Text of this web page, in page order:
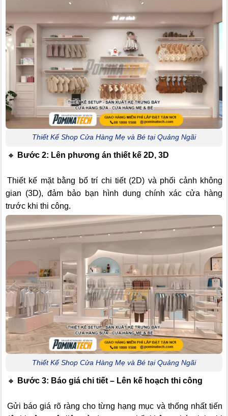
Thiết Kế Shop Cửa Hàng Mẹ và Bé tại Quảng Ngãi
🔸 Bước 2: Lên phương án thiết kế 2D, 3D
Thiết kế mặt bằng bố trí chi tiết (2D) và phối cảnh không
gian (3D), đảm bảo bạn hình dung chính xác cửa hàng
trước khi thi công.
Thiết Kế Shop Cửa Hàng Mẹ và Bé tại Quảng Ngãi
🔸 Bước 3: Báo giá chi tiết – Lên kế hoạch thi công
Gửi báo giá rõ ràng cho từng hạng mục và thống nhất tiến